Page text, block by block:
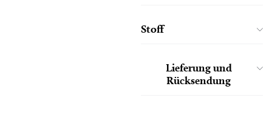
Stoff
Lieferung und
Rücksendung